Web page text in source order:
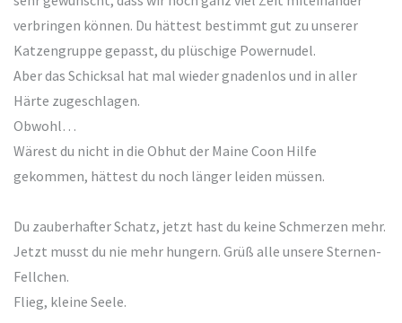
verbringen können. Du hättest bestimmt gut zu unserer
Katzengruppe gepasst, du plüschige Powernudel.
Aber das Schicksal hat mal wieder gnadenlos und in aller
Härte zugeschlagen.
Obwohl…
Wärest du nicht in die Obhut der Maine Coon Hilfe
gekommen, hättest du noch länger leiden müssen.
Du zauberhafter Schatz, jetzt hast du keine Schmerzen mehr.
Jetzt musst du nie mehr hungern. Grüß alle unsere Sternen-
Fellchen.
Flieg, kleine Seele.